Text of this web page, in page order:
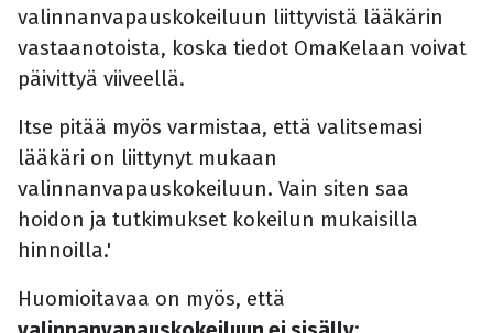
valinnanvapauskokeiluun liittyvistä lääkärin
vastaanotoista, koska tiedot OmaKelaan voivat
päivittyä viiveellä.
Itse pitää myös varmistaa, että valitsemasi
lääkäri on liittynyt mukaan
valinnanvapauskokeiluun. Vain siten saa
hoidon ja tutkimukset kokeilun mukaisilla
hinnoilla.'
Huomioitavaa on myös, että